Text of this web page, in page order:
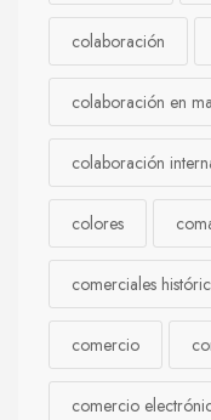
colaboración
colaboración en
colaboración
colores
comerciales
comercio
comercio